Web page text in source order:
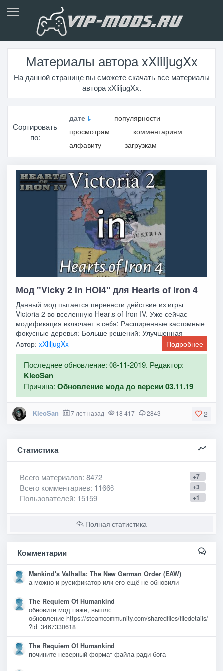
Материалы автора xXliljugXx
На данной странице вы сможете скачать все материалы
автора xXliljugXx.
Сортировать
по:
дате
популярности
просмотрам
комментариям
алфавиту
загрузкам
Мод "Vicky 2 in HOI4" для Hearts of Iron 4
Данный мод пытается перенести действие из игры
Victoria 2 во вселенную Hearts of Iron IV. Уже сейчас
модификация включает в себя: Расширенные кастомные
фокусные деревья; Больше решений; Улучшенная
Автор:xXliljugXx Подробнее
Последнее обновление: 08-11-2019. Редактор:
KleoSan
Причина:Обновление мода до версии 03.11.19
2
KleoSan 7 лет назад 18 417 2843
Статистика
+7
Всего материалов: 8472
+3
Всего комментариев: 11666
+1
Пользователей: 15159
Полная статистика
Комментарии
Mankind's Valhalla: The New German Order (EAW)
а можно и русификатор или его ещё не обновили
The Requiem Of Humankind
обновите мод паже, вышло
обновление https://steamcommunity.com/sharedfiles/filedetails/
?id=3467330618
The Requiem Of Humankind
почините неверный формат файла ради бога